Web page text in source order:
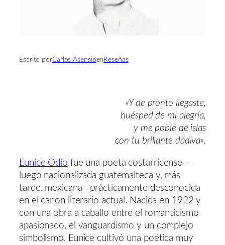
Escrito porCarlos Asensioen Reseñas
«Y de pronto llegaste,
huésped de mi alegría,
y me poblé de islas
con tu brillante dádiva».
Eunice Odio fue una poeta costarricense –
luego nacionalizada guatemalteca y, más
tarde, mexicana– prácticamente desconocida
en el canon literario actual. Nacida en 1922 y
con una obra a caballo entre el romanticismo
apasionado, el vanguardismo y un complejo
simbolismo, Eunice cultivó una poética muy